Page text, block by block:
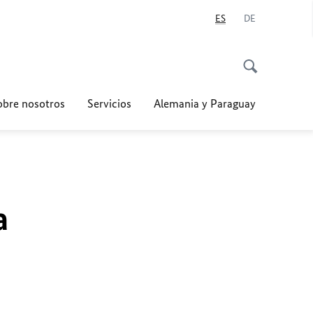
ES DE
nosotros Servicios Alemania y Paraguay